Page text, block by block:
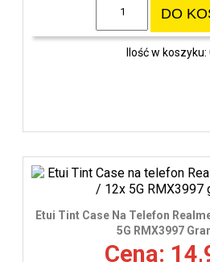
DO
Ilość w koszyku:
Etui Tint Case Na Telefon
5G RMX3997
Cena: